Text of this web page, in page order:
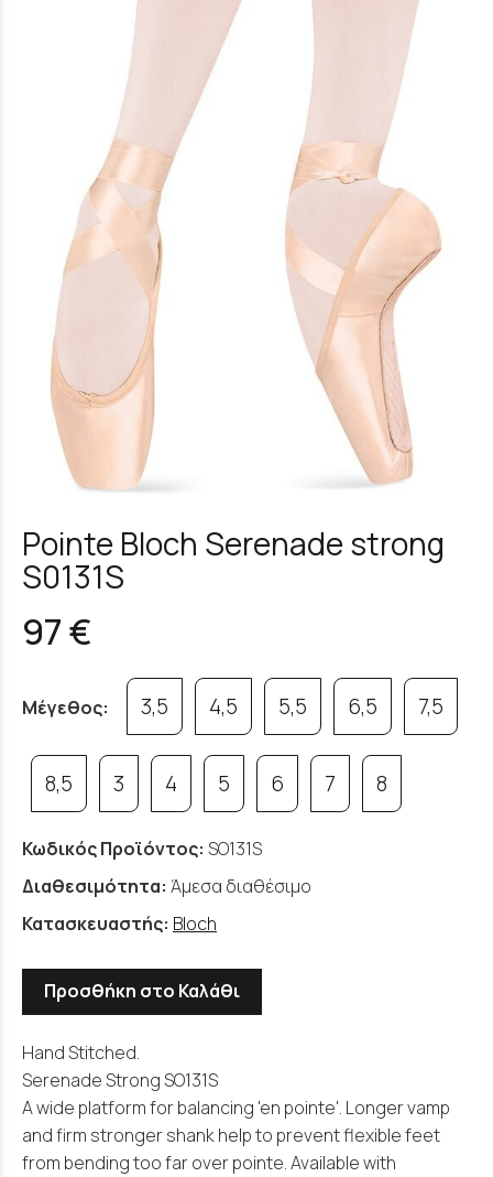
Pointe Bloch Serenade strong
S0131S
97 €
Μέγεθος: 3,5 4,5 5,5 6,5 7,5
8,5 3 4 5 6 7 8
Κωδικός Προϊόντος: SO131S
Διαθεσιμότητα: Άμεσα διαθέσιμο
Κατασκευαστής: Bloch
Προσθήκη στο Καλάθι
Hand Stitched.
Serenade Strong SO131S
A wide platform for balancing 'en pointe'. Longer vamp
and firm stronger shank help to prevent flexible feet
from bending too far over pointe. Available with